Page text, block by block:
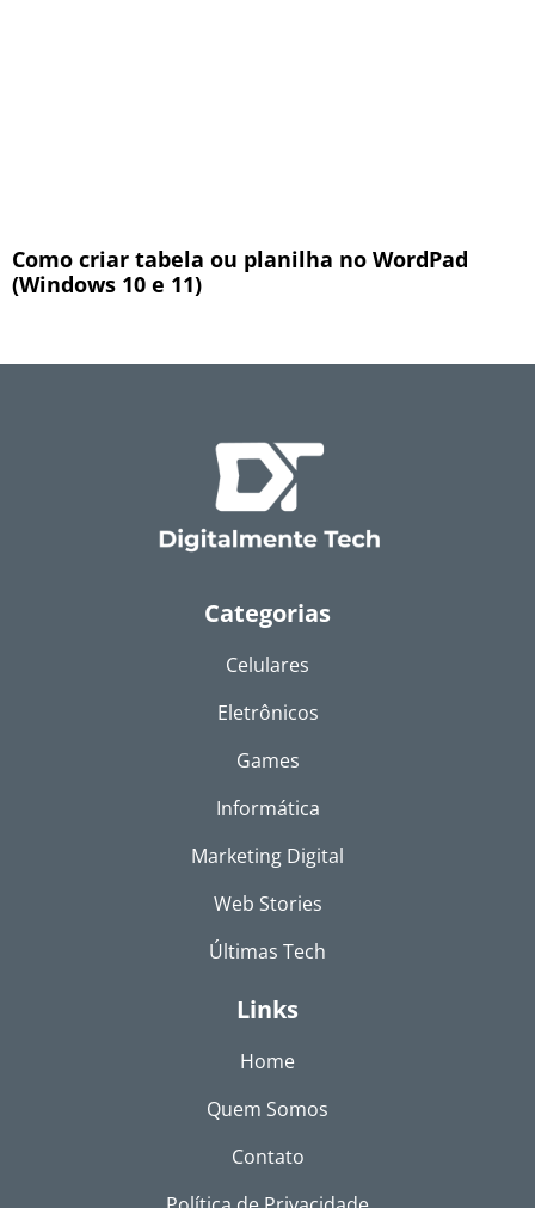
Como criar tabela ou planilha no WordPad
(Windows 10 e 11)
Categorias
Celulares
Eletrônicos
Games
Informática
Marketing Digital
Web Stories
Últimas Tech
Links
Home
Quem Somos
Contato